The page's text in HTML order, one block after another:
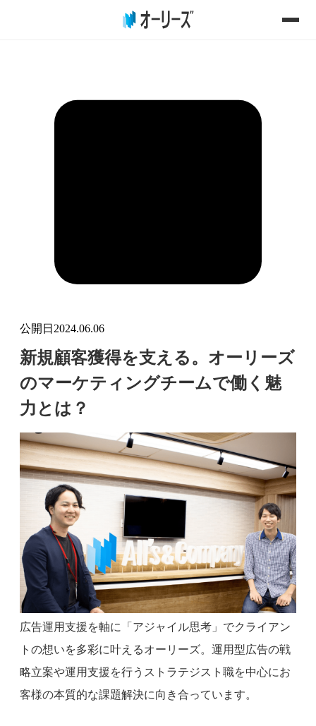
公開日 2024.06.06
新規顧客獲得を支える。オーリーズ
のマーケティングチームで働く魅
力とは？
広告運用支援を軸に「アジャイル思考」でクライアン
トの想いを多彩に叶えるオーリーズ。運用型広告の戦
略立案や運用支援を行うストラテジスト職を中心にお
客様の本質的な課題解決に向き合っています。